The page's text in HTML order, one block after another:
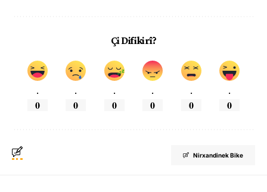
Çi Difikirî?
.
0
.
0
.
0
.
0
.
0
.
0
Nirxandinek Bike